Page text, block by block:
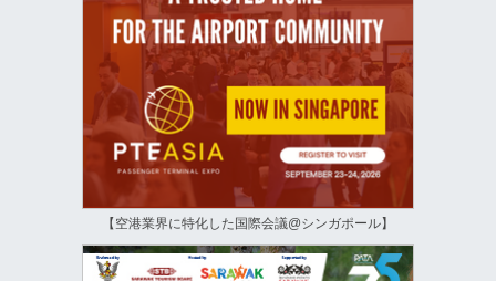
【空港業界に特化した国際会議@シンガポール】